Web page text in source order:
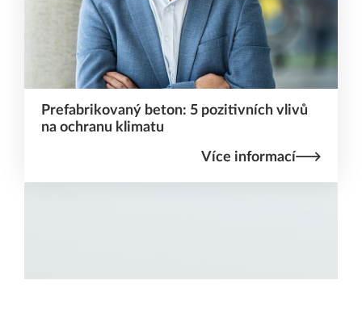
Prefabrikovaný beton: 5 pozitivních vlivů
na ochranu klimatu
Více informací